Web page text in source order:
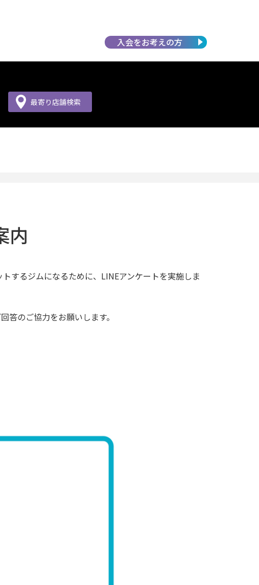
入会をお考えの方
最寄り店舗検索
内
するジムになるために、LINEアンケートを実施しま
答のご協力をお願いします。